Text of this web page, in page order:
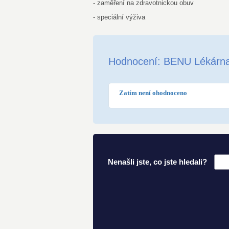
- zaměření na zdravotnickou obuv
- speciální výživa
Hodnocení: BENU
Zatím není ohodnoceno
Nenašli jste, co jste hledali?